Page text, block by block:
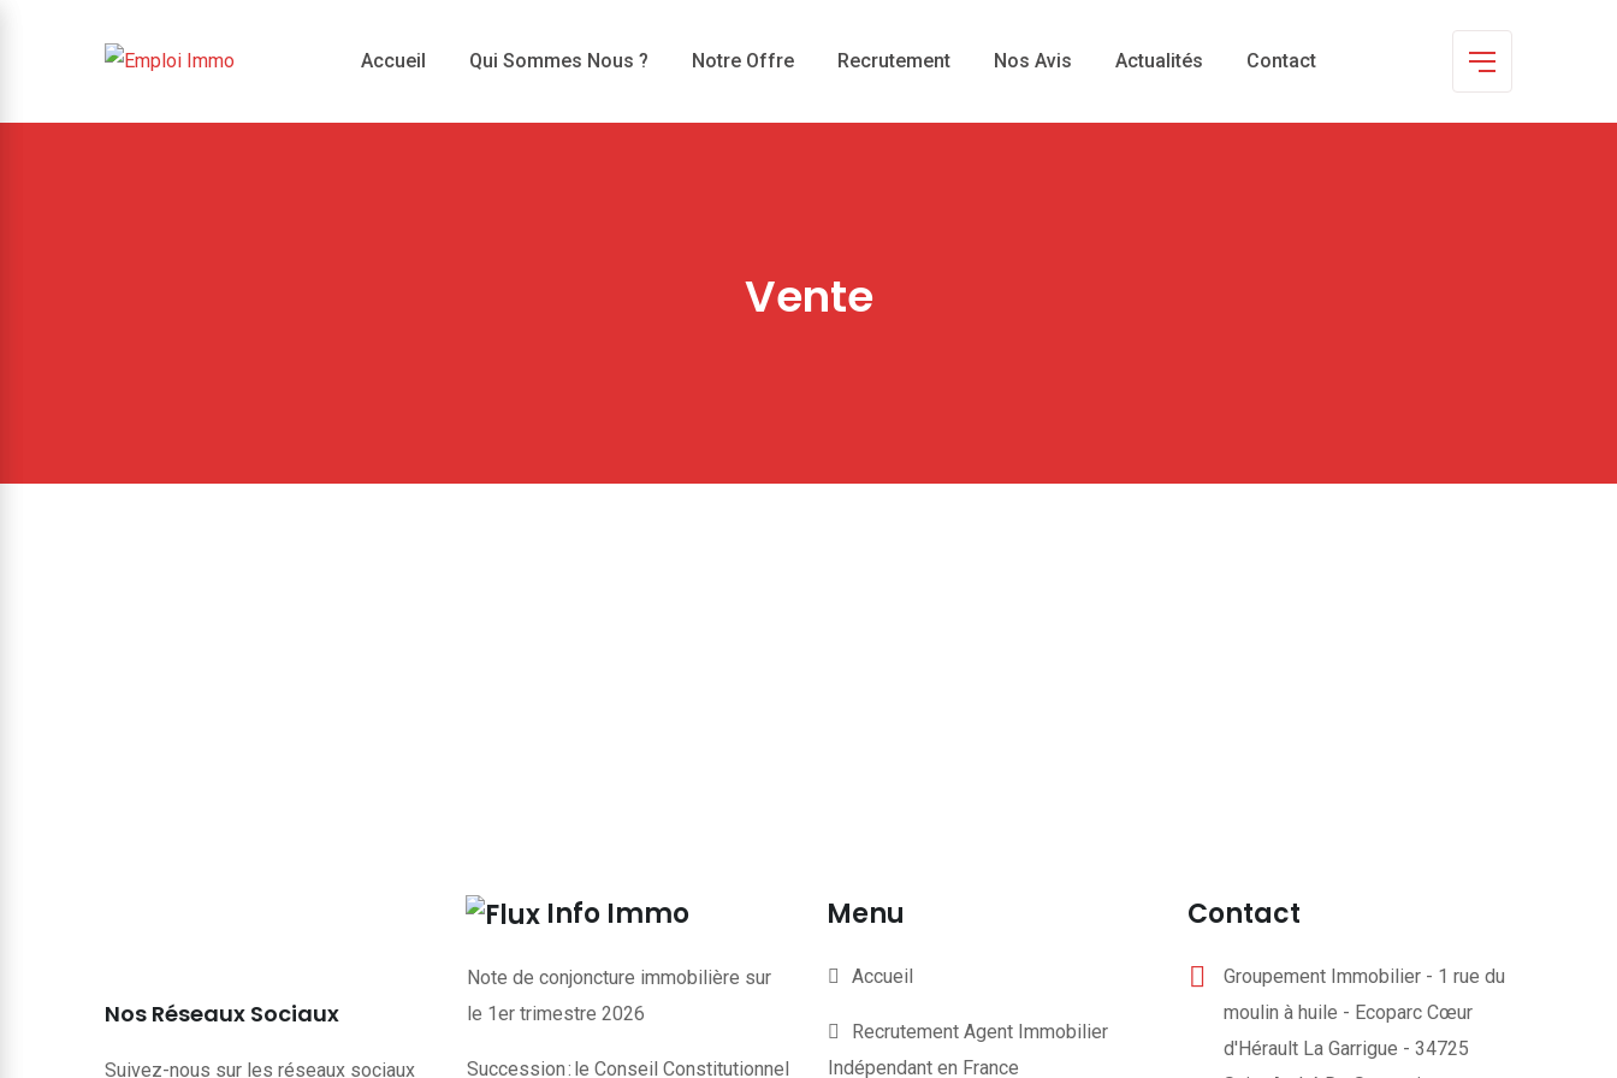
Accueil Qui Sommes Nous ? Notre Offre Recrutement Nos Avis Actualités Contact
Vente
Nos Réseaux Sociaux
Suivez-nous sur les réseaux sociaux
Info Immo
Note de conjoncture immobilière sur
le 1er trimestre 2026
Succession : le Conseil Constitutionnel
Menu
Accueil
Recrutement Agent Immobilier
Indépendant en France
Contact
Groupement Immobilier - 1 rue du
moulin à huile - Ecoparc Cœur
d'Hérault La Garrigue - 34725